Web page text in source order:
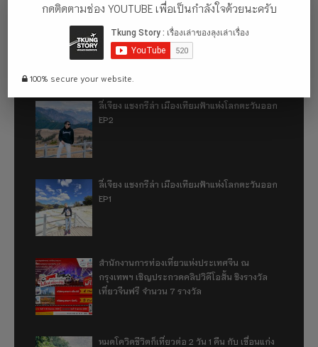
เที่ยวฮ่องกง จะหลงได้ยังไง EP1
ลี่เจียง แชงกรีล่า เมืองเทียมฟ้าแห่งโลกตะวันออก
EP2
ลี่เจียง แชงกรีล่า เมืองเทียมฟ้าแห่งโลกตะวันออก
EP1
สำนักงานการท่องเที่ยวแห่งประเทศจีน ณ
กรุงเทพฯ เชิญประกวดคลิปวิดีโอสั้น ชิงรางวัล
เที่ยวจีนฟรี จำนวน 7 รางวัล
หมดโควิดชีวิตก็เที่ยวต่อ 2 วัน 1 คืน กับ เขื่อนแก่ง
กดติดตามช่อง YOUTUBE เพื่อเป็นกำลังใจด้วยนะครับ
100% secure your website.